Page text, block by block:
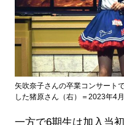
矢吹奈子さんの卒業コンサート
した猪原さん（右）＝2023年4
一方で6期生は加入当